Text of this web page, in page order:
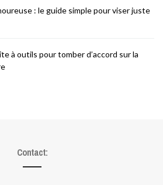
: le guide simple pour viser juste
à outils pour tomber d’accord sur la
Contact: